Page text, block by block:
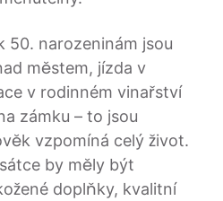
50. narozeninám jsou
městem, jízda v
v rodinném vinařství
zámku – to jsou
vzpomíná celý život.
by měly být
doplňky, kvalitní